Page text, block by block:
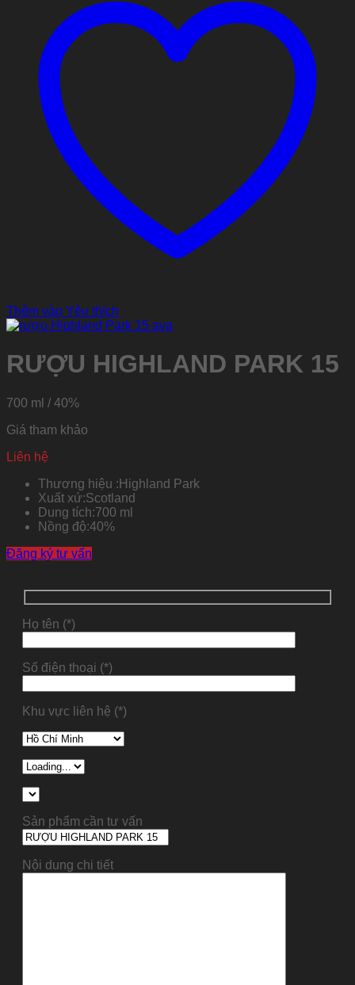
Thêm vào Yêu thích
RƯỢU HIGHLAND PARK 15
700 ml / 40%
Giá tham khảo
Liên hệ
Thương hiệu : Highland Park
Xuất xứ:Scotland
Dung tích:700 ml
Nồng độ:40%
Đăng ký tư vấn
Họ tên (*)
Số điện thoại (*)
Khu vực liên hệ (*)
Sản phẩm cần tư vấn
Nội dung chi tiết